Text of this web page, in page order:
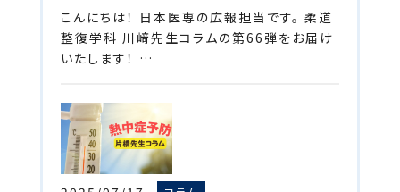
こんにちは！ 日本医専の広報担当です。 柔道
整復学科 川﨑先生コラムの第66弾をお届け
いたします！ …